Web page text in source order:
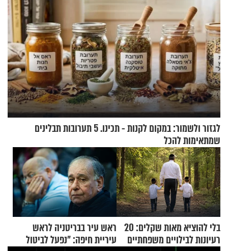
לגזור ולשמור: במקום לקנות - תכינו. 5 תערובות תבלינים
שמתאימות להכל
בלי להוציא מאות שקלים: 20
רעיונות לבילויים משפחתיים
ראש עיר בבריטניה לראש
עיריית חיפה: ״נפעל לביטול